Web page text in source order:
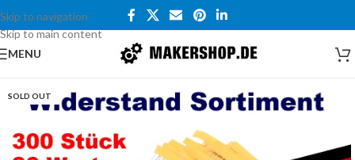
Skip to navigation
Skip to main content
MENU
SOLD OUT